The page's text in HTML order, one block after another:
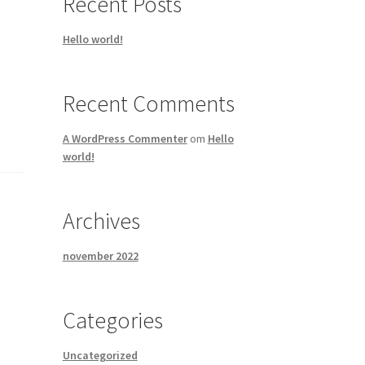
Hello world!
Recent Comments
A WordPress Commenterom Hello
world!
Archives
november 2022
Categories
Uncategorized